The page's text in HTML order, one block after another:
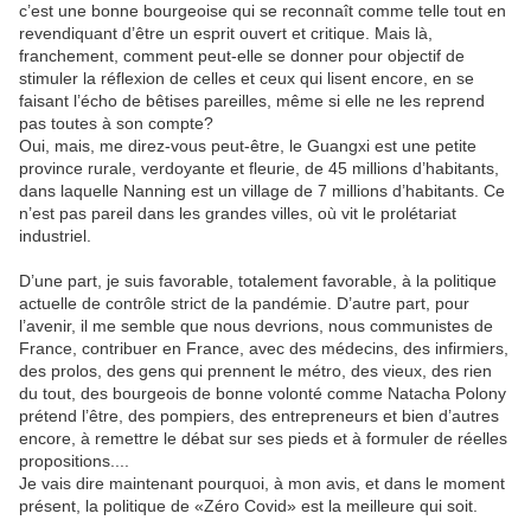
c’est une bonne bourgeoise qui se reconnaît comme telle tout en
revendiquant d’être un esprit ouvert et critique. Mais là,
franchement, comment peut-elle se donner pour objectif de
stimuler la réflexion de celles et ceux qui lisent encore, en se
faisant l’écho de bêtises pareilles, même si elle ne les reprend
pas toutes à son compte?
Oui, mais, me direz-vous peut-être, le Guangxi est une petite
province rurale, verdoyante et fleurie, de 45 millions d’habitants,
dans laquelle Nanning est un village de 7 millions d’habitants. Ce
n’est pas pareil dans les grandes villes, où vit le prolétariat
industriel.
D’une part, je suis favorable, totalement favorable, à la politique
actuelle de contrôle strict de la pandémie. D’autre part, pour
l’avenir, il me semble que nous devrions, nous communistes de
France, contribuer en France, avec des médecins, des infirmiers,
des prolos, des gens qui prennent le métro, des vieux, des rien
du tout, des bourgeois de bonne volonté comme Natacha Polony
prétend l’être, des pompiers, des entrepreneurs et bien d’autres
encore, à remettre le débat sur ses pieds et à formuler de réelles
propositions....
Je vais dire maintenant pourquoi, à mon avis, et dans le moment
présent, la politique de «Zéro Covid» est la meilleure qui soit.